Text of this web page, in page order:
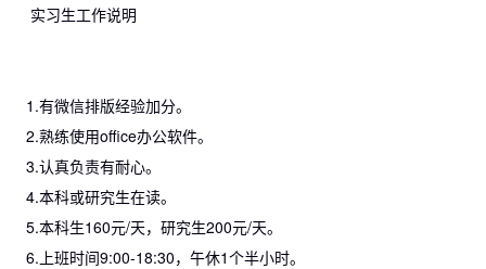
实习生工作说明
1.有微信排版经验加分。
2.熟练使用office办公软件。
3.认真负责有耐心。
4.本科或研究生在读。
5.本科生160元/天，研究生200元/天。
6.上班时间9:00-18:30，午休1个半小时。